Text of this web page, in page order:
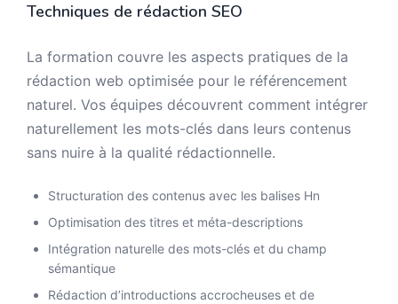
Techniques de rédaction SEO
La formation couvre les aspects pratiques de la
rédaction web optimisée pour le référencement
naturel. Vos équipes découvrent comment intégrer
naturellement les mots-clés dans leurs contenus
sans nuire à la qualité rédactionnelle.
Structuration des contenus avec les balises Hn
Optimisation des titres et méta-descriptions
Intégration naturelle des mots-clés et du champ
sémantique
Rédaction d’introductions accrocheuses et de